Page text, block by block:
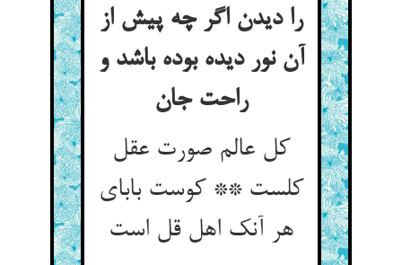
را دیدن اگر چه پیش از
آن نور دیده بوده باشد و
راحت جان
کل عالم صورت عقل
کلست ** کوست بابای
هر آنک اهل قل است